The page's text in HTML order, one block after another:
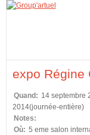
expo Régine
Quand: 14 septembre
2014(journée-entière)
Notes:
Où: 5 eme salon